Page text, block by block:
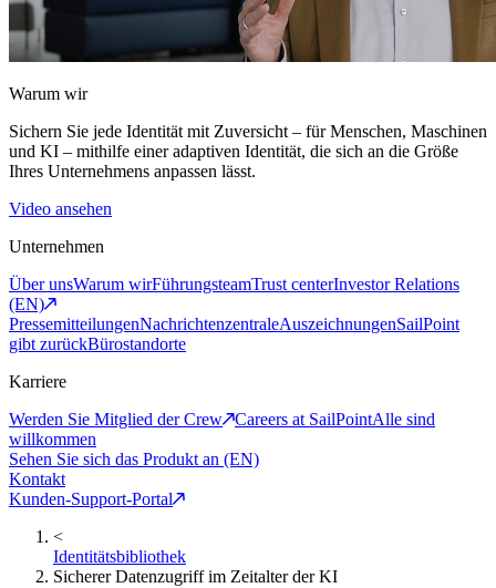
Warum wir
Sichern Sie jede Identität mit Zuversicht – für Menschen, Maschinen
und KI – mithilfe einer adaptiven Identität, die sich an die Größe
Ihres Unternehmens anpassen lässt.
Video ansehen
Unternehmen
Über unsWarum wirFührungsteamTrust centerInvestor Relations
(EN)
PressemitteilungenNachrichtenzentraleAuszeichnungenSailPoint
gibt zurückBürostandorte
Karriere
Werden Sie Mitglied der Crew
Careers at SailPointAlle sind
willkommen
Sehen Sie sich das Produkt an (EN)
Kontakt
Kunden-Support-Portal
<
Identitätsbibliothek
Sicherer Datenzugriff im Zeitalter der KI